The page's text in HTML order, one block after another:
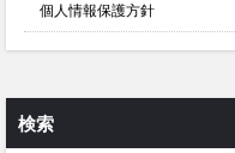
個人情報保護方針
検索